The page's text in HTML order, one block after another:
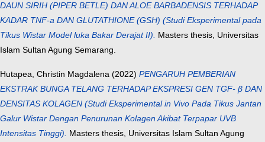
DAUN SIRIH (PIPER BETLE) DAN ALOE BARBADENSIS TERHADAP
KADAR TNF-a DAN GLUTATHIONE (GSH) (Studi Eksperimental pada
Tikus Wistar Model luka Bakar Derajat II). Masters thesis, Universitas
Islam Sultan Agung Semarang.
Hutapea, Christin Magdalena (2022) PENGARUH PEMBERIAN
EKSTRAK BUNGA TELANG TERHADAP EKSPRESI GEN TGF- β DAN
DENSITAS KOLAGEN (Studi Eksperimental in Vivo Pada Tikus Jantan
Galur Wistar Dengan Penurunan Kolagen Akibat Terpapar UVB
Intensitas Tinggi). Masters thesis, Universitas Islam Sultan Agung